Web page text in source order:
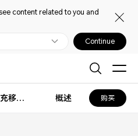
content related to you and
Continue
荣耀亲选 JOWAY 66W超级快充移动电源 12000mAh 概述 购买